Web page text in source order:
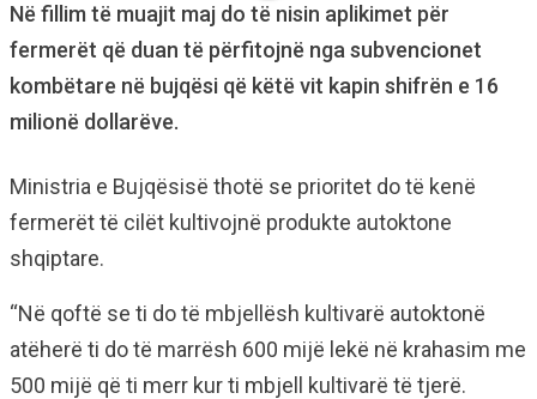
Në fillim të muajit maj do të nisin aplikimet për
fermerët që duan të përfitojnë nga subvencionet
kombëtare në bujqësi që këtë vit kapin shifrën e 16
milionë dollarëve.
Ministria e Bujqësisë thotë se prioritet do të kenë
fermerët të cilët kultivojnë produkte autoktone
shqiptare.
“Në qoftë se ti do të mbjellësh kultivarë autoktonë
atëherë ti do të marrësh 600 mijë lekë në krahasim me
500 mijë që ti merr kur ti mbjell kultivarë të tjerë.